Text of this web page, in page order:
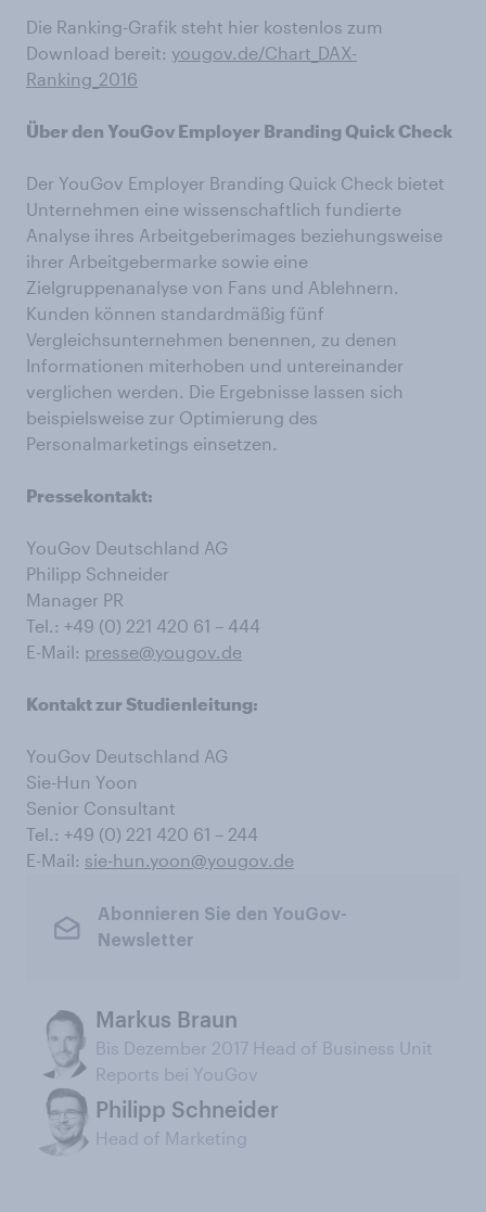
Die Ranking-Grafik steht hier kostenlos zum
Download bereit: yougov.de/Chart_DAX-
Ranking_2016
Über den YouGov Employer Branding Quick Check
Der YouGov Employer Branding Quick Check bietet
Unternehmen eine wissenschaftlich fundierte
Analyse ihres Arbeitgeberimages beziehungsweise
ihrer Arbeitgebermarke sowie eine
Zielgruppenanalyse von Fans und Ablehnern.
Kunden können standardmäßig fünf
Vergleichsunternehmen benennen, zu denen
Informationen miterhoben und untereinander
verglichen werden. Die Ergebnisse lassen sich
beispielsweise zur Optimierung des
Personalmarketings einsetzen.
Pressekontakt:
YouGov Deutschland AG
Philipp Schneider
Manager PR
Tel.: +49 (0) 221 420 61 – 444
E-Mail: presse@yougov.de
Kontakt zur Studienleitung:
YouGov Deutschland AG
Sie-Hun Yoon
Senior Consultant
Tel.: +49 (0) 221 420 61 – 244
E-Mail: sie-hun.yoon@yougov.de
Abonnieren Sie den YouGov-
Newsletter
Markus Braun
Bis Dezember 2017 Head of Business Unit
Reports bei YouGov
Philipp Schneider
Head of Marketing